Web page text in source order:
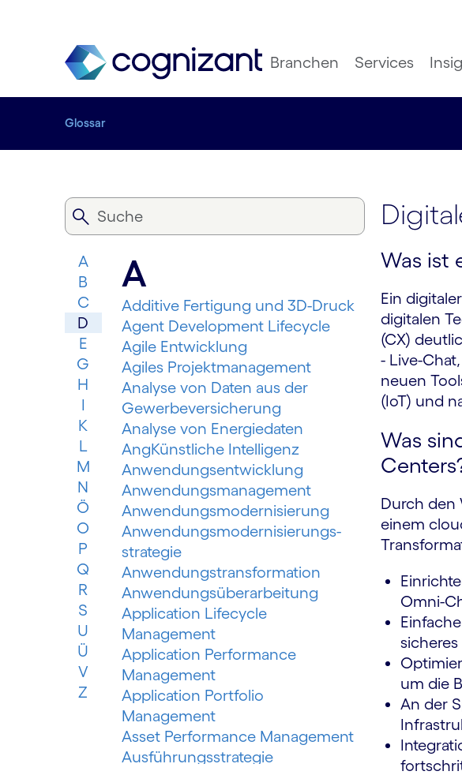
Branchen Services
Glossar
A
B
C
D
E
G
H
I
K
L
M
N
Ö
O
P
Q
R
S
U
Ü
V
Z
A
Additive Fertigung und 3D-Druck
Agent Development Lifecycle
Agile Entwicklung
Agiles Projektmanagement
Analyse von Daten aus der
Gewerbeversicherung
Analyse von Energiedaten
AngKünstliche Intelligenz
Anwendungsentwicklung
Anwendungsmanagement
Anwendungsmodernisierung
Anwendungsmodernisierungs­
strategie
Anwendungs­trans­for­mation
Anwendungsüberarbeitung
Application Lifecycle
Management
Application Performance
Management
Application Portfolio
Management
Asset Performance Management
Ausführungsstrategie
Was ist
Ein
digitalen
(CX)
- Live-
neuen
(IoT) und
Was
Durch den
einem
Omni-
um die
An der